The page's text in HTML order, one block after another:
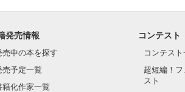
発売情報
売中の本を探す
売予定一覧
籍化作家一覧
コンテスト
コンテスト
超短編！
スト